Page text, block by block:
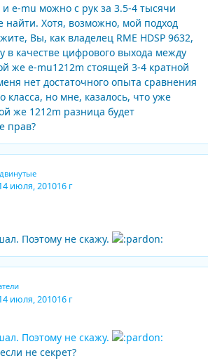
e-mu можно с рук за 3.5-4 тысячи
Хотя, возможно, мой подход
Вы, как владелец RME HDSP 9632,
в качестве цифрового выхода между
же e-mu1212m стоящей 3-4 кратной
нет достаточного опыта сравнения
класса, но мне, казалось, что уже
же 1212m разница будет
прав?
июля, 201016 г
Поэтому не скажу.
июля, 201016 г
Поэтому не скажу.
не секрет?